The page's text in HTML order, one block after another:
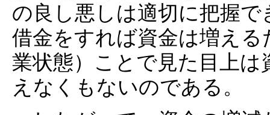
の良し悪しは適切に把握
借金をすれば資金は増え
業状態）ことで見た目上
えなくもないのである。